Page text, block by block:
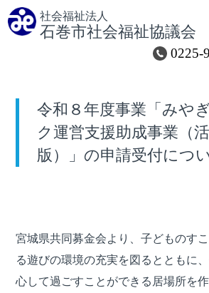
社会福祉法人
石巻市社会福祉協議会
0225-
令和８年度事業「みや
ク運営支援助成事業（
版）」の申請受付につ
宮城県共同募金会より、子どものす
る遊びの環境の充実を図るとともに
心して過ごすことができる居場所を